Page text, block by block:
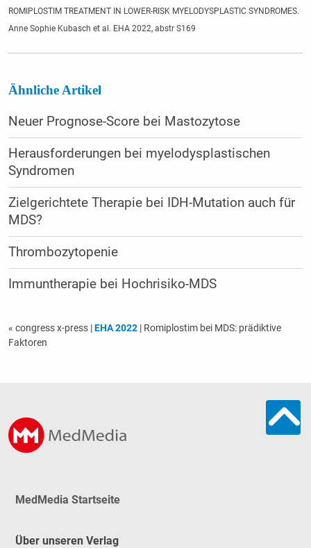
ROMIPLOSTIM TREATMENT IN LOWER-RISK MYELODYSPLASTIC SYNDROMES.
Anne Sophie Kubasch et al. EHA 2022, abstr S169
Ähnliche Artikel
Neuer Prognose-Score bei Mastozytose
Herausforderungen bei myelodysplastischen
Syndromen
Zielgerichtete Therapie bei IDH-Mutation auch für
MDS?
Thrombozytopenie
Immun­therapie bei Hoch­risiko-MDS
« congress x-press |EHA 2022| Romiplostim bei MDS: prädiktive
Faktoren
MedMedia Startseite
Über unseren Verlag